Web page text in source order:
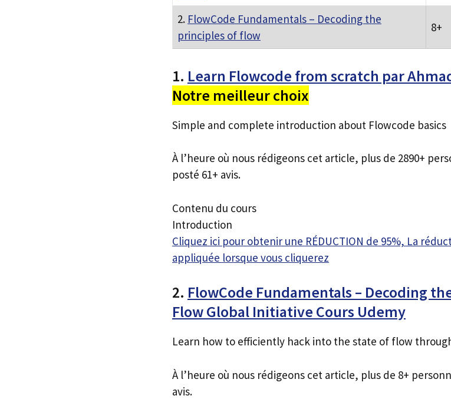
2. FlowCode Fundamentals – Decoding the
principles of flow
8+
1. Learn Flowcode from scratch par
Notre meilleur choix
Simple and complete introduction about Flowcode basics
À l’heure où nous rédigeons cet article, plus de 2890+
posté 61+ avis.
Contenu du cours
Introduction
Cliquez ici pour obtenir une RÉDUCTION de 95%, La
appliquée lorsque vous cliquerez
2. FlowCode Fundamentals – Decoding
Flow Global Initiative Cours Udemy
Learn how to efficiently hack into the state of flow
À l’heure où nous rédigeons cet article, plus de 8+
avis.